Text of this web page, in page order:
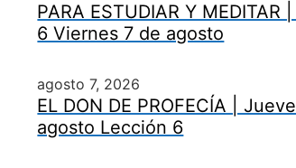
PARA ESTUDIAR Y MEDITAR
6 Viernes 7 de agosto
agosto 7, 2026
EL DON DE PROFECÍA |
agosto Lección 6